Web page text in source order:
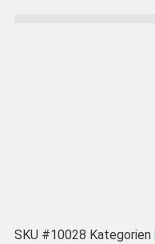
SKU #10028 Kategorien